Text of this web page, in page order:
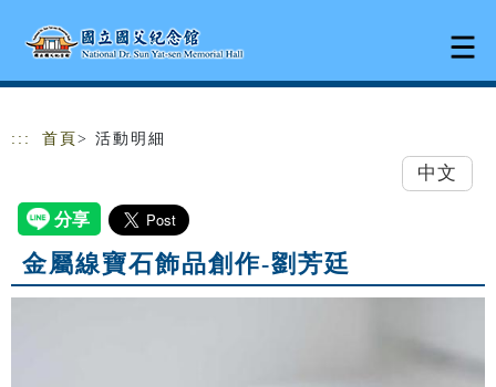
::: 首頁 > 活動明細
中文
金屬線寶石飾品創作-劉芳廷